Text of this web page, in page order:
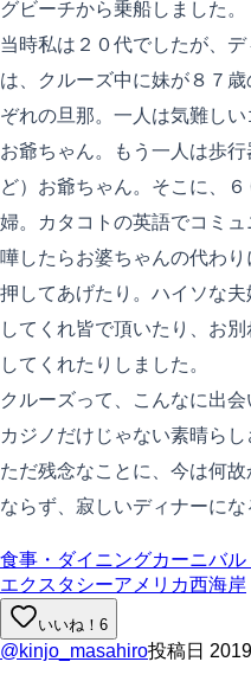
グビーチから乗船しました。
当時私は２０代でしたが、
は、クルーズ中に妹が８７
ぞれの旦那。一人は気難し
お爺ちゃん。もう一人は歩
ど）お爺ちゃん。そこに、
婦。カタコトの英語でコミ
嘩したらお婆ちゃんの代わ
押してあげたり。ハイソな
してくれ皆で頂いたり、お
してくれたりしました。
クルーズって、こんなに出
カジノだけじゃない素晴らし
ただ残念なことに、今は何
ならず、寂しいディナーにな
食事・ダイニングカーニバ
エクスタシーアメリカ西海岸
いいね！ 6
@kinjo_masahiro投稿日